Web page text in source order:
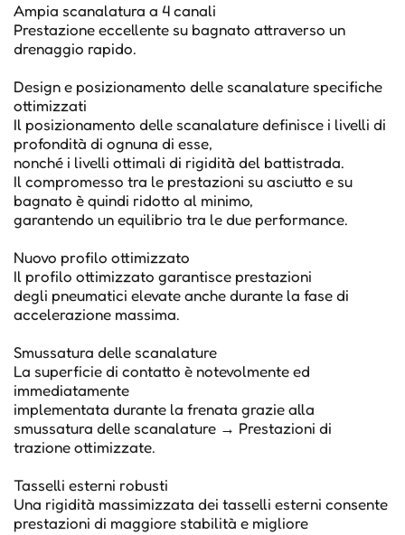
Ampia scanalatura a 4 canali
Prestazione eccellente su bagnato attraverso un
drenaggio rapido.
Design e posizionamento delle scanalature specifiche
ottimizzati
Il posizionamento delle scanalature definisce i livelli di
profondità di ognuna di esse,
nonché i livelli ottimali di rigidità del battistrada.
Il compromesso tra le prestazioni su asciutto e su
bagnato è quindi ridotto al minimo,
garantendo un equilibrio tra le due performance.
Nuovo profilo ottimizzato
Il profilo ottimizzato garantisce prestazioni
degli pneumatici elevate anche durante la fase di
accelerazione massima.
Smussatura delle scanalature
La superficie di contatto è notevolmente ed
immediatamente
implementata durante la frenata grazie alla
smussatura delle scanalature → Prestazioni di
trazione ottimizzate.
Tasselli esterni robusti
Una rigidità massimizzata dei tasselli esterni consente
prestazioni di maggiore stabilità e migliore